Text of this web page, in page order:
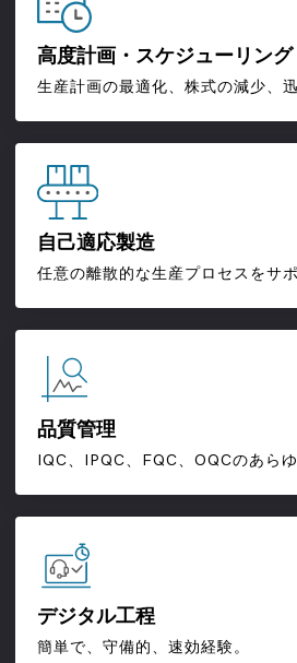
高度計画・スケジューリング
生産計画の最適化、株式の減少、
自己適応製造
任意の離散的な生産プロセスをサ
品質管理
IQC、IPQC、FQC、OQCのあらゆ
デジタル工程
簡単で、守備的、速効経験。